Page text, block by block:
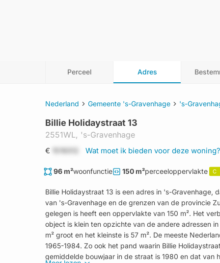
Perceel Adres
Nederland Gemeente 's-Gravenhage 's-
Billie Holidaystraat 13
2551WL, 's-Gravenhage
€ 1519312 Wat moet ik bieden voor deze woning?
96 m²woonfunctie 150 m²perceeloppervlakte C
Billie Holidaystraat 13 is een adres in 's-
van 's-Gravenhage en de grenzen van de provincie
gelegen is heeft een oppervlakte van 150 m². Het
object is klein ten opzichte van de andere adressen
m² groot en het kleinste is 57 m². De meeste
1965-1984. Zo ook het pand waarin Billie
gemiddelde bouwjaar in de straat is 1980 en dat van